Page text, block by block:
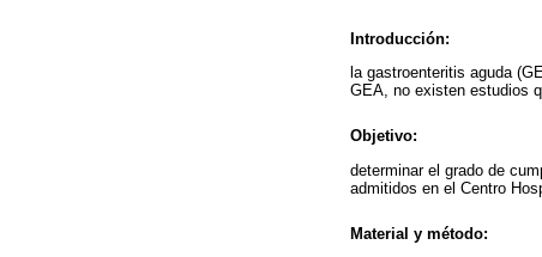
Introducción:
la gastroenteritis aguda
GEA, no existen estudios
Objetivo:
determinar el grado de
admitidos en el Centro
Material y método: